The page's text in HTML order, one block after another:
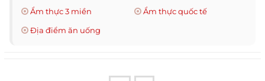
Ẩm thực 3 miền
Ẩm thực quốc tế
Địa điểm ăn uống